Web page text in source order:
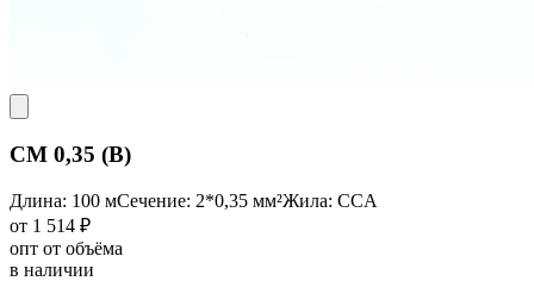
CM 0,35 (B)
Длина: 100 мСечение: 2*0,35 мм²Жила: CCA
от 1 514 ₽
опт от объёма
в наличии